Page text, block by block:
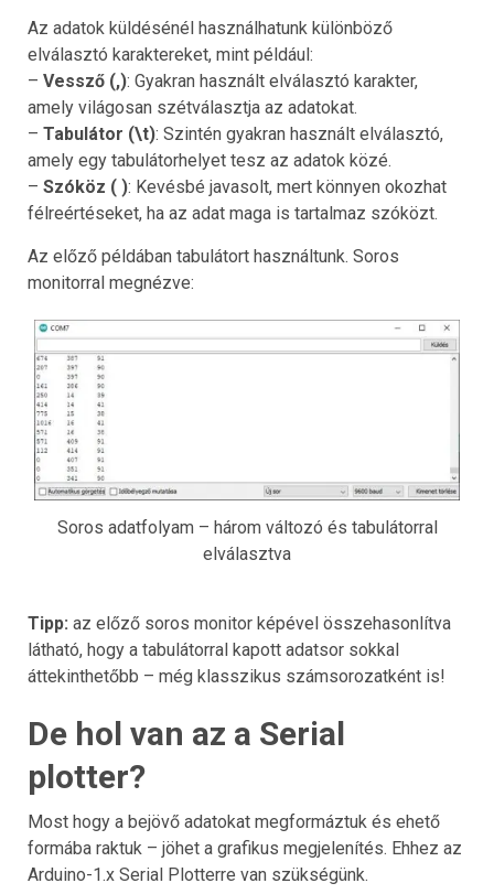
Az adatok küldésénél használhatunk különböző
elválasztó karaktereket, mint például:
– Vessző (,): Gyakran használt elválasztó karakter,
amely világosan szétválasztja az adatokat.
– Tabulátor (\t): Szintén gyakran használt elválasztó,
amely egy tabulátorhelyet tesz az adatok közé.
– Szóköz ( ): Kevésbé javasolt, mert könnyen okozhat
félreértéseket, ha az adat maga is tartalmaz szóközt.
Az előző példában tabulátort használtunk. Soros
monitorral megnézve:
Soros adatfolyam – három változó és tabulátorral
elválasztva
Tipp: az előző soros monitor képével összehasonlítva
látható, hogy a tabulátorral kapott adatsor sokkal
áttekinthetőbb – még klasszikus számsorozatként is!
De hol van az a Serial
plotter?
Most hogy a bejövő adatokat megformáztuk és ehető
formába raktuk – jöhet a grafikus megjelenítés. Ehhez az
Arduino-1.x Serial Plotterre van szükségünk.